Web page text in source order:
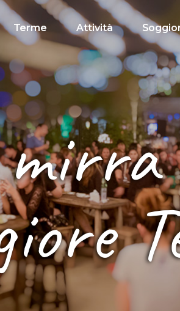
Terme Attività